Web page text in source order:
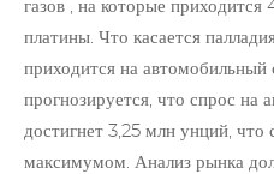
газов , на которые
платины. Что касается
приходится на
прогнозируется, что спрос на
достигнет 3,25 млн унций, что
максимумом. Анализ рынка